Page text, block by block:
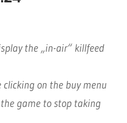
the „in-air“ killfeed
clicking on the buy menu
game to stop taking